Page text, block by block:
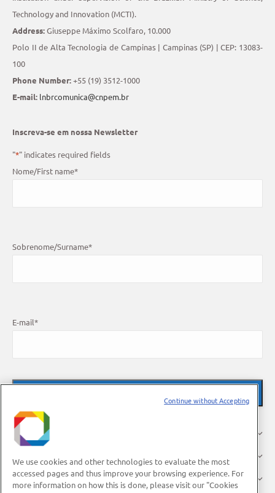
Technology and Innovation (MCTI).
Address:Giuseppe Máximo Scolfaro, 10.000
Polo II de Alta Tecnologia de Campinas | Campinas (SP) | CEP: 13083-
100
Phone Number:+55 (19) 3512-1000
E-mail: lnbrcomunica@cnpem.br
Inscreva-se em nossa Newsletter
"*" indicates required fields
Nome/First name*
Sobrenome/Surname*
E-mail*
About Us
Industry
We use cookies and other technologies to evaluate the most
accessed pages and thus improve your browsing experience. For
more information on how this is done, please visit our "Cookies
Continue without Accepting